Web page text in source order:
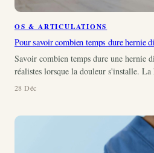
OS & ARTICULATIONS
Pour savoir combien temps dure hernie
Savoir combien temps dure une hernie
réalistes lorsque la douleur s'installe.
28 Déc